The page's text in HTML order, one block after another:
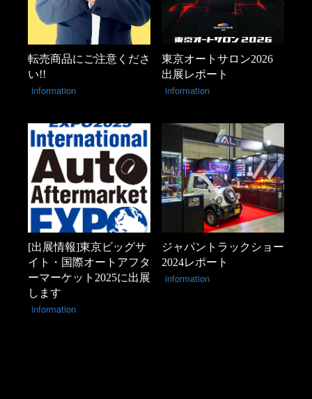
転売商品にご注意くださ
い!!
information
東京オートサロン2026
出展レポート
information
[出展情報]東京ビッグサ
イト・国際オートアフタ
ーマーケット2025に出展
します
information
ジャパントラックショー
2024レポート
information